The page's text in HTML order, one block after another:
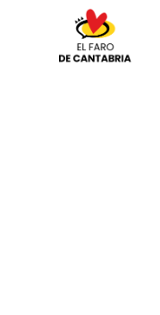
contenido